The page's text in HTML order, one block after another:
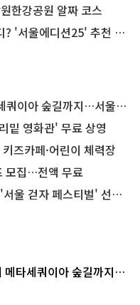
한강공원 알짜 코스
울에디션25' 추천 코스
길까지…서울둘레길 15코스
밑 영화관' 무료 상영
즈카페·어린이 체력장
모집…전액 무료
페스티벌' 선착순 5천명
메타세쿼이아 숲길까지…